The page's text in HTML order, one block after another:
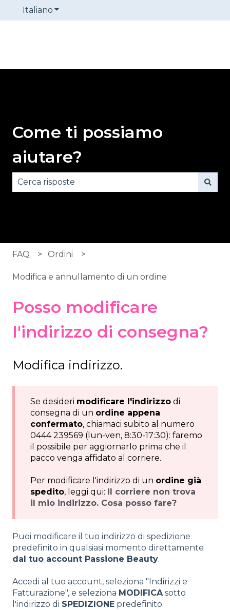
Italiano Mostra sottomenu per le traduzioni
Come ti possiamo
aiutare?
FAQ Ordini
Modifica e annullamento di un ordine
Posso modificare
l'indirizzo di consegna?
Modifica indirizzo.
Se desideri modificare l'indirizzo di
consegna di un ordine appena
confermato, chiamaci subito al numero
0444 239569 (lun-ven, 8:30-17:30): faremo
il possibile per aggiornarlo prima che il
pacco venga affidato al corriere.
Per modificare l'indirizzo di un ordine già
spedito, leggi qui:
Il corriere non trova
il mio indirizzo. Cosa posso fare?
Puoi modificare il tuo indirizzo di spedizione
predefinito in qualsiasi momento direttamente
dal tuo account Passione Beauty.
Accedi al tuo account, seleziona "Indirizzi e
Fatturazione", e seleziona MODIFICAsotto
l'indirizzo di SPEDIZIONE predefinito.